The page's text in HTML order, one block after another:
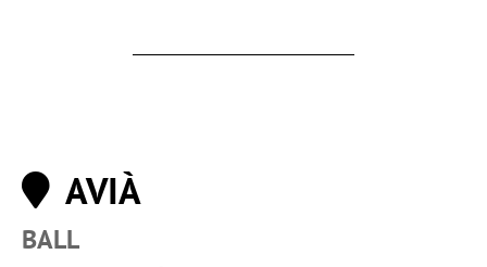
AVIÀ
BALL